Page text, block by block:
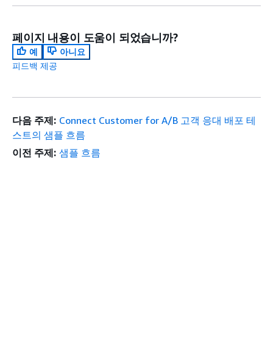
페이지 내용이 도움이 되었습니까?
예
아니요
피드백 제공
다음 주제: Connect Customer for A/B 고객 응대 배포 테
스트의 샘플 흐름
이전 주제: 샘플 흐름